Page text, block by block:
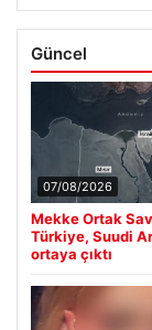
Güncel
07/08/2026
Mekke Ortak
Türkiye, Suudi
ortaya çıktı